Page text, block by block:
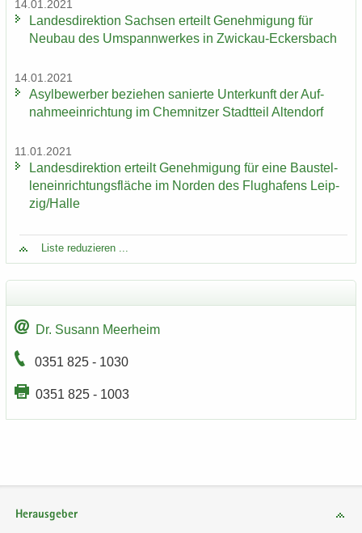
14.01.2021
Lan­des­di­rek­ti­on Sach­sen er­teilt Ge­neh­mi­gung für
Neu­bau des Um­spann­wer­kes in Zwickau-​Eckersbach
14.01.2021
Asyl­be­wer­ber be­zie­hen sa­nier­te Un­ter­kunft der Auf­
nah­me­ein­rich­tung im Chem­nit­zer Stadt­teil Al­ten­dorf
11.01.2021
Lan­des­di­rek­ti­on er­teilt Ge­neh­mi­gung für eine Bau­stel­
len­ein­rich­tungs­flä­che im Nor­den des Flug­ha­fens Leip­
zig/Halle
Liste re­du­zie­ren ...
Dr. Su­sann Meer­heim
0351 825 - 1030
0351 825 - 1003
Herausgeber